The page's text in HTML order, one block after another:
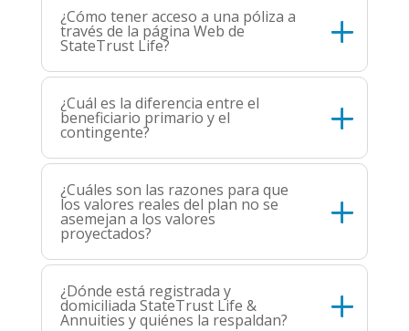
¿Cómo tener acceso a una póliza a
través de la página Web de
StateTrust Life?
¿Cuál es la diferencia entre el
beneficiario primario y el
contingente?
¿Cuáles son las razones para que
los valores reales del plan no se
asemejan a los valores
proyectados?
¿Dónde está registrada y
domiciliada StateTrust Life &
Annuities y quiénes la respaldan?